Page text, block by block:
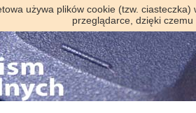
używa plików cookie (tzw.
przeglądarce, dzięki